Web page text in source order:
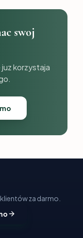
swoj
korzystaja
za darmo.